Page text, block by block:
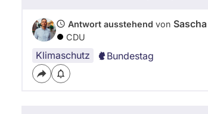
Antwort ausstehend von
CDU
Klimaschutz Bundestag